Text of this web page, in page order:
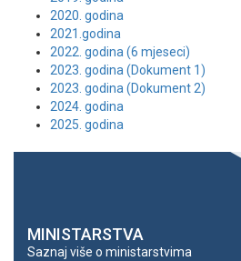
2020. godina
2021.godina
2022. godina (6 mjeseci)
2023. godina (Dokument 1)
2023. godina (Dokument 2)
2024. godina
2025. godina
MINISTARSTVA
Saznaj više o ministarstvima